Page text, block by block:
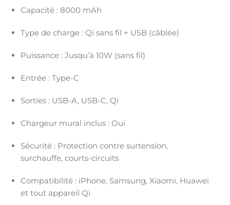
Capacité : 8000 mAh
Type de charge : Qi sans fil + USB (câblée)
Puissance : Jusqu’à 10W (sans fil)
Entrée : Type-C
Sorties : USB-A, USB-C, Qi
Chargeur mural inclus : Oui
Sécurité : Protection contre surtension,
surchauffe, courts-circuits
Compatibilité : iPhone, Samsung, Xiaomi, Huawei
et tout appareil Qi